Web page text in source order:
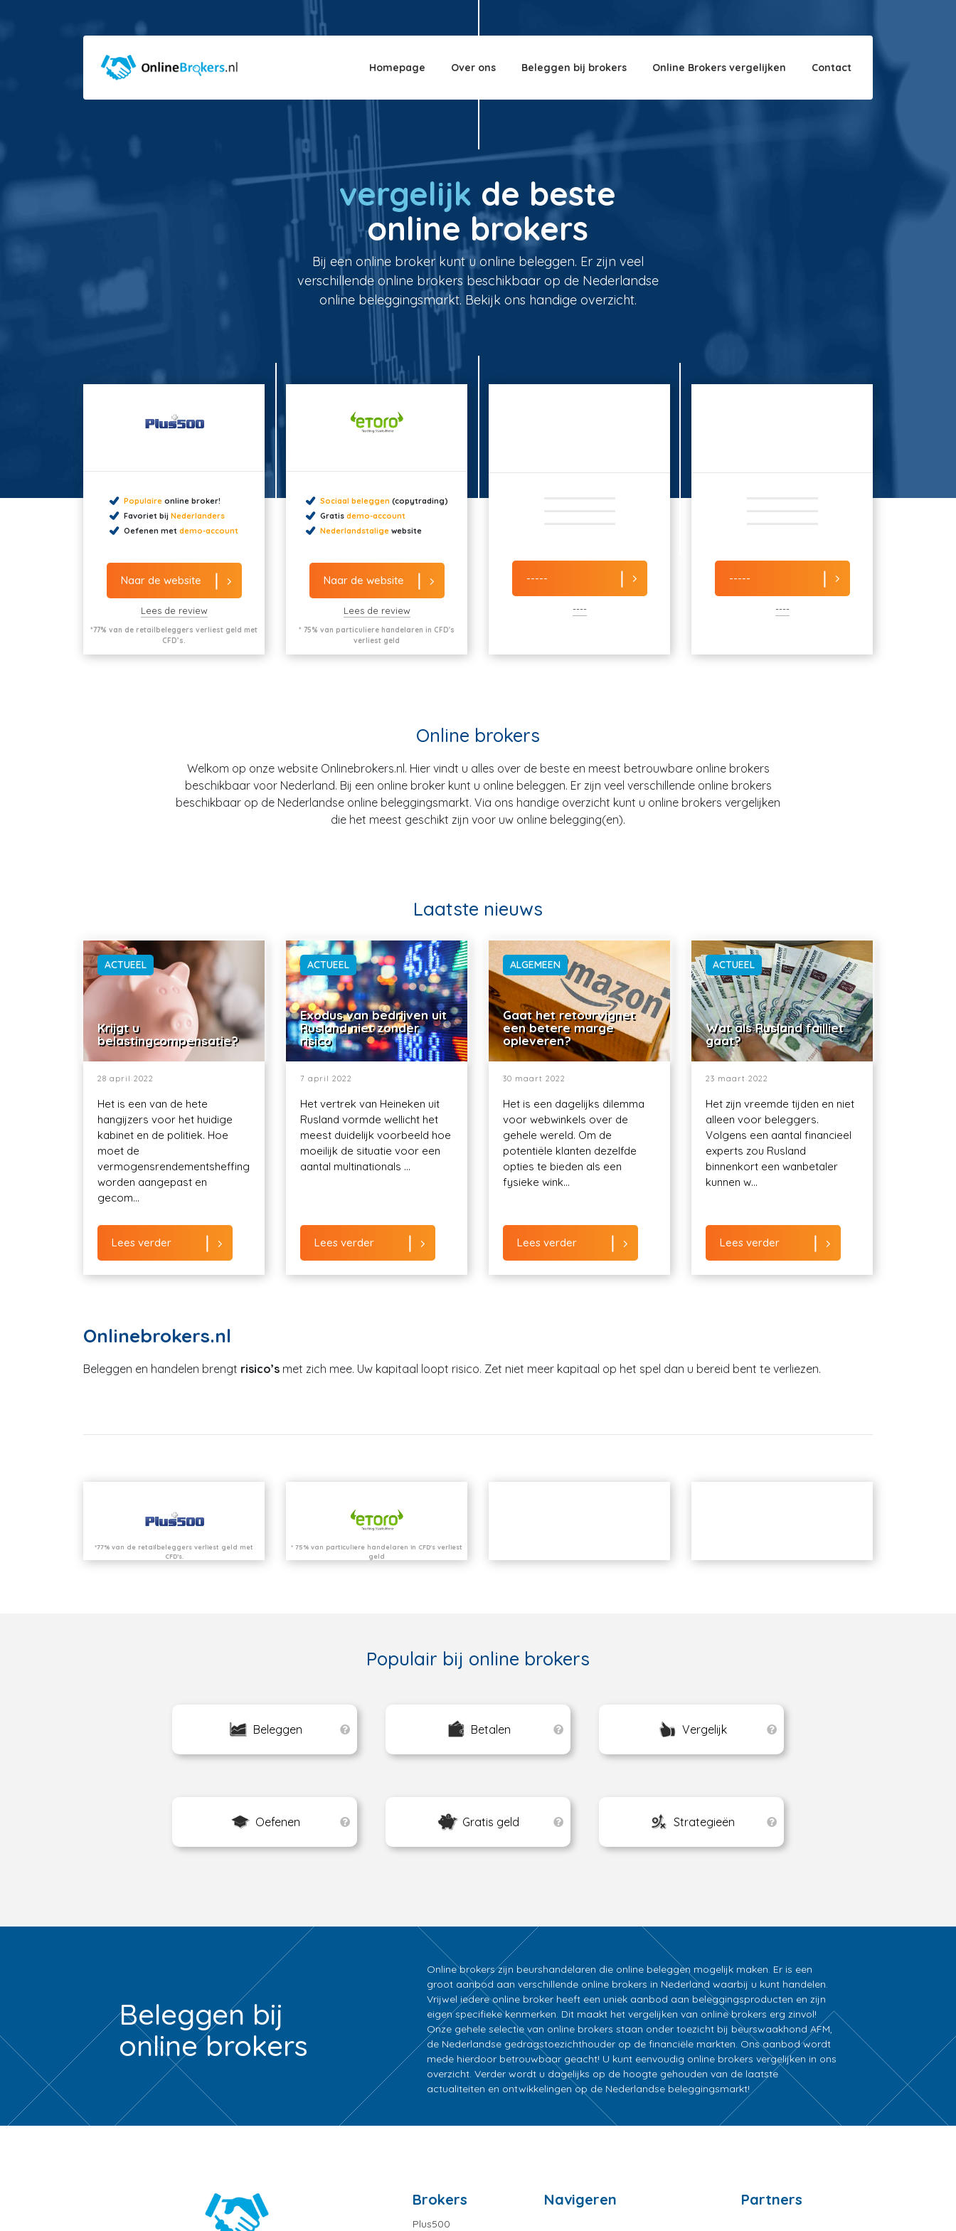
Homepage Over ons Beleggen bij brokers Online Brokers vergelijken Contact
vergelijk de beste
online brokers
Bij een online broker kunt u online beleggen. Er zijn veel
verschillende online brokers beschikbaar op de Nederlandse
online beleggingsmarkt. Bekijk ons handige overzicht.
Populaire online broker!
Favoriet bij Nederlanders
Oefenen met demo-account
Naar de website
Lees de review
*77% van de retailbeleggers verliest geld met
CFD’s.
Sociaal beleggen (copytrading)
Gratis demo-account
Nederlandstaligewebsite
Naar de website
Lees de review
* 75% van particuliere handelaren in CFD's
verliest geld
-----
----
-----
----
Online brokers
Welkom op onze website Onlinebrokers.nl. Hier vindt u alles over de beste en meest betrouwbare online brokers
beschikbaar voor Nederland. Bij een online broker kunt u online beleggen. Er zijn veel verschillende online brokers
beschikbaar op de Nederlandse online beleggingsmarkt. Via ons handige overzicht kunt u online brokers vergelijken
die het meest geschikt zijn voor uw online belegging(en).
Laatste nieuws
ACTUEEL
Krijgt u
belastingcompensatie?
28 april 2022
Het is een van de hete
hangijzers voor het huidige
kabinet en de politiek. Hoe
moet de
vermogensrendementsheffing
worden aangepast en
gecom...
Lees verder
ACTUEEL
Exodus van bedrijven uit
Rusland niet zonder
risico
7 april 2022
Het vertrek van Heineken uit
Rusland vormde wellicht het
meest duidelijk voorbeeld hoe
moeilijk de situatie voor een
aantal multinationals ...
Lees verder
ALGEMEEN
Gaat het retourvignet
een betere marge
opleveren?
30 maart 2022
Het is een dagelijks dilemma
voor webwinkels over de
gehele wereld. Om de
potentiële klanten dezelfde
opties te bieden als een
fysieke wink...
Lees verder
ACTUEEL
Wat als Rusland failliet
gaat?
23 maart 2022
Het zijn vreemde tijden en niet
alleen voor beleggers.
Volgens een aantal financieel
experts zou Rusland
binnenkort een wanbetaler
kunnen w...
Lees verder
Onlinebrokers.nl
Beleggen en handelen brengt risico’s met zich mee. Uw kapitaal loopt risico. Zet niet meer kapitaal op het spel dan u bereid bent te verliezen.
*77% van de retailbeleggers verliest geld met
CFD’s.
* 75% van particuliere handelaren in CFD's verliest
geld
Populair bij online brokers
Beleggen Betalen Vergelijk
Oefenen Gratis geld Strategieën
Beleggen bij
online brokers
Online brokers zijn beurshandelaren die online beleggen mogelijk maken. Er is een
groot aanbod aan verschillende online brokers in Nederland waarbij u kunt handelen.
Vrijwel iedere online broker heeft een uniek aanbod aan beleggingsproducten en zijn
eigen specifieke kenmerken. Dit maakt het vergelijken van online brokers erg zinvol!
Onze gehele selectie van online brokers staan onder toezicht bij beurswaakhond AFM,
de Nederlandse gedragstoezichthouder op de financiële markten. Ons aanbod wordt
mede hierdoor betrouwbaar geacht! U kunt eenvoudig online brokers vergelijken in ons
overzicht. Verder wordt u dagelijks op de hoogte gehouden van de laatste
actualiteiten en ontwikkelingen op de Nederlandse beleggingsmarkt!
Brokers
Plus500
Navigeren Partners